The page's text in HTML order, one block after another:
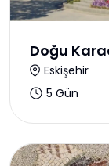
Doğu
Eskişehir
5 Gün